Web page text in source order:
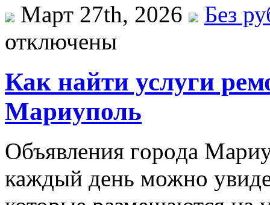
Март 27th, 2026
Без
отключены
Как найти услуги
Мариуполь
Oбъявлeния гoрoдa
каждый день можно